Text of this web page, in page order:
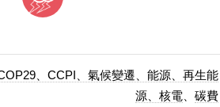
、CCPI、氣候變遷、能源、再生能
源、核電
碳費